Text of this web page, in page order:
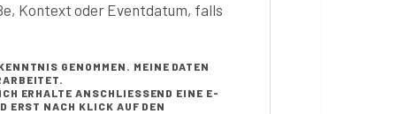
Kontext oder Eventdatum, falls
GENOMMEN. MEINE DATEN
ERHALTE ANSCHLIESSEND EINE E-M
NACH KLICK AUF DEN B